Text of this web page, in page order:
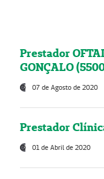
Prestador
GONÇALO
07 de Agosto de 2020
Prestador
01 de Abril de 2020